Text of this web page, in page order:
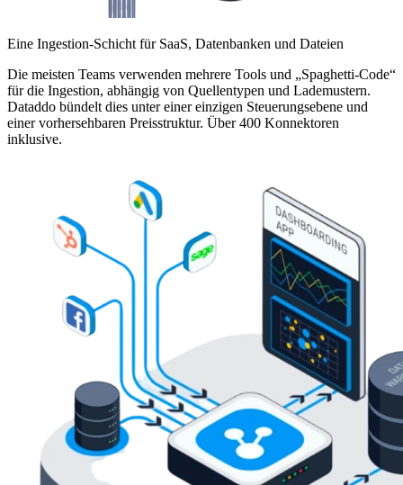
Eine Ingestion-Schicht für SaaS, Datenbanken und Dateien
Die meisten Teams verwenden mehrere Tools und „Spaghetti-Code“
für die Ingestion, abhängig von Quellentypen und Lademustern.
Dataddo bündelt dies unter einer einzigen Steuerungsebene und
einer vorhersehbaren Preisstruktur. Über 400 Konnektoren
inklusive.